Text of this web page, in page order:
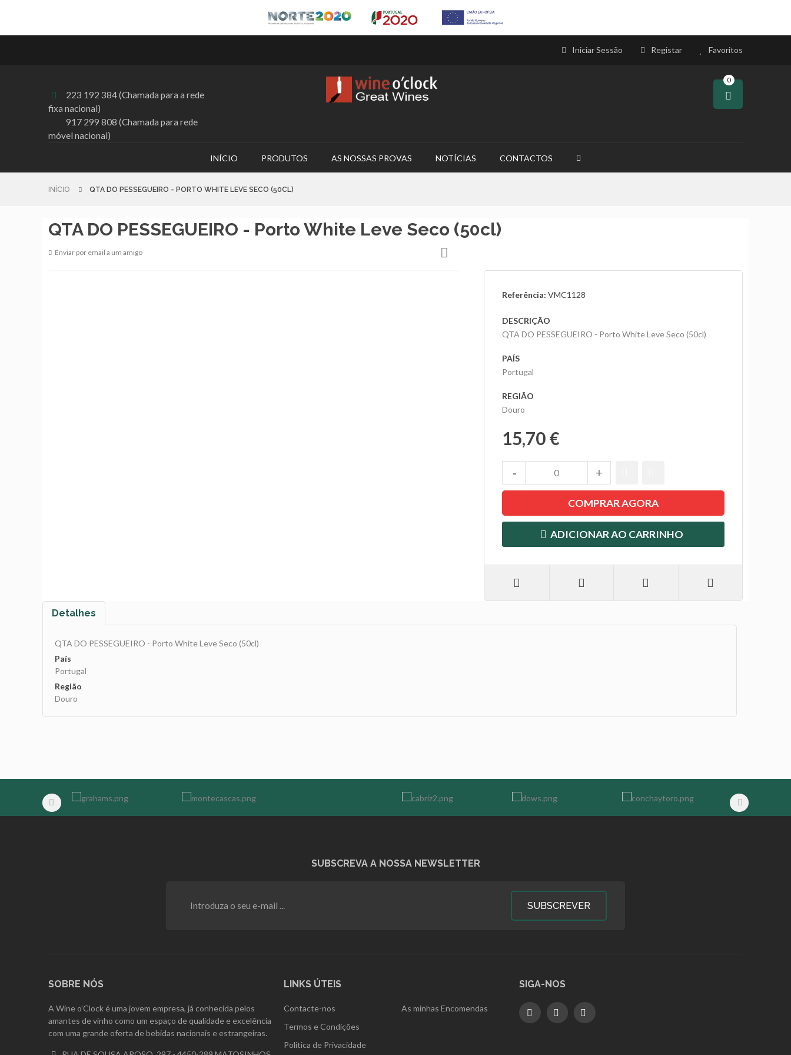
Favoritos
Registar
Iniciar Sessão

223 192 384 (Chamada para a rede
fixa nacional)
917 299 808 (Chamada para rede
móvel nacional)
0
INÍCIO PRODUTOS AS NOSSAS PROVAS NOTÍCIAS CONTACTOS
INÍCIO QTA DO PESSEGUEIRO - PORTO WHITE LEVE SECO (50CL)
QTA DO PESSEGUEIRO - Porto White Leve Seco (50cl)
Enviar por email a um amigo
Referência: VMC1128
DESCRIÇÃO
QTA DO PESSEGUEIRO - Porto White Leve Seco (50cl)
PAÍS
Portugal
REGIÃO
Douro
15,70 €
COMPRAR AGORA
ADICIONAR AO CARRINHO
Detalhes
QTA DO PESSEGUEIRO - Porto White Leve Seco (50cl)
País
Portugal
Região
Douro
SUBSCREVA A NOSSA NEWSLETTER
SUBSCREVER
SOBRE NÓS
A Wine o’Clock é uma jovem empresa, já conhecida pelos
amantes de vinho como um espaço de qualidade e excelência
com uma grande oferta de bebidas nacionais e estrangeiras.
LINKS ÚTEIS
Contacte-nos
Termos e Condições
Politica de Privacidade
As minhas Encomendas
SIGA-NOS
